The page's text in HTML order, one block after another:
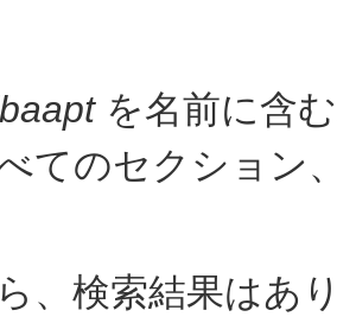
を名前に含
てのセクション
、検索結果はあ